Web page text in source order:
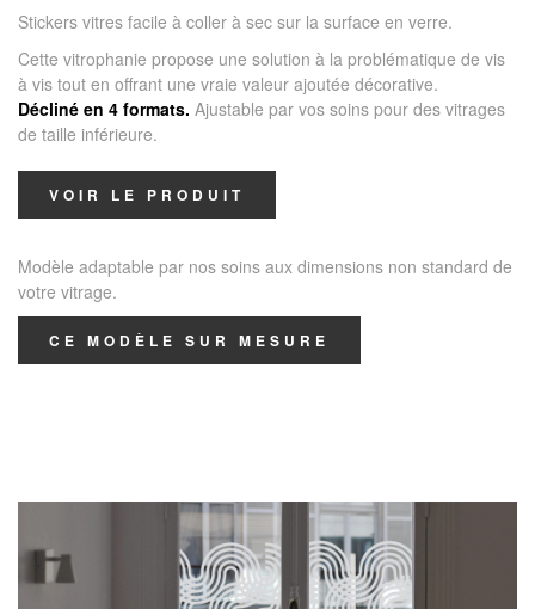
Stickers vitres facile à coller à sec sur la surface en verre.
Cette vitrophanie propose une solution à la problématique de vis
à vis tout en offrant une vraie valeur ajoutée décorative.
Décliné en 4 formats. Ajustable par vos soins pour des vitrages
de taille inférieure.
VOIR LE PRODUIT
Modèle adaptable par nos soins aux dimensions non standard de
votre vitrage.
CE MODÈLE SUR MESURE